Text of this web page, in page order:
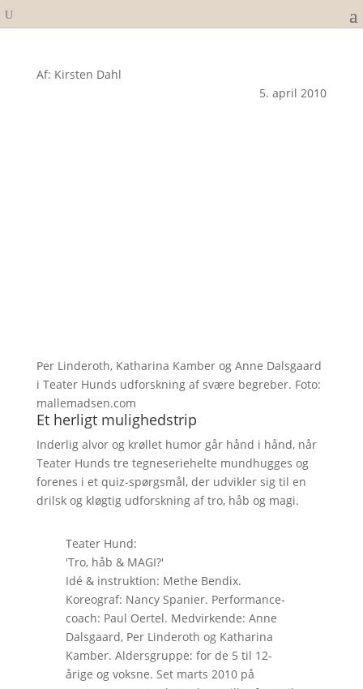
Af: Kirsten Dahl
5. april 2010
Per Linderoth, Katharina Kamber og Anne Dalsgaard
i Teater Hunds udforskning af svære begreber. Foto:
mallemadsen.com
Et herligt mulighedstrip
Inderlig alvor og krøllet humor går hånd i hånd, når
Teater Hunds tre tegneseriehelte mundhugges og
forenes i et quiz-spørgsmål, der udvikler sig til en
drilsk og kløgtig udforskning af tro, håb og magi.
Teater Hund:
'Tro, håb & MAGI?'
Idé & instruktion: Methe Bendix.
Koreograf: Nancy Spanier. Performance-
coach: Paul Oertel. Medvirkende: Anne
Dalsgaard, Per Linderoth og Katharina
Kamber. Aldersgruppe: for de 5 til 12-
årige og voksne. Set marts 2010 på